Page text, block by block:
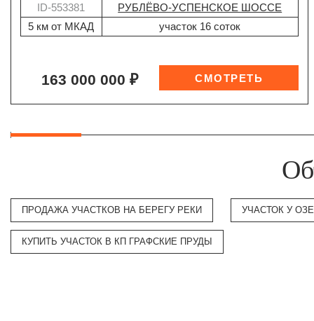
ID-553381
РУБЛЁВО-УСПЕНСКОЕ ШОССЕ
5 км от МКАД
участок 16 соток
163 000 000 ₽
ПРОДАЖА УЧАСТКОВ НА БЕРЕГУ РЕКИ УЧАСТОК У
КУПИТЬ УЧАСТОК В КП ГРАФСКИЕ ПРУДЫ